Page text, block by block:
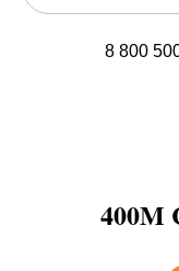
8 800
400M